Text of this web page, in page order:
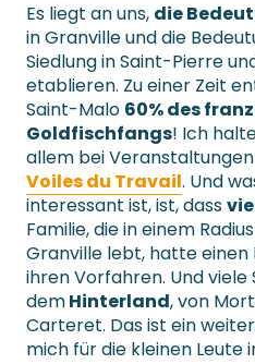
Es liegt an uns, die
in Granville und die
Siedlung in Saint-Pierre
etablieren. Zu einer Zeit
Saint-Malo 60% des
Goldfischfangs! Ich
allem bei
Voiles du Travail. Und
interessant ist, ist, dass
Familie, die in einem
Granville lebt, hatte
ihren Vorfahren. Und
demHinterland, von
Carteret. Das ist ein
mich für die kleinen Leute